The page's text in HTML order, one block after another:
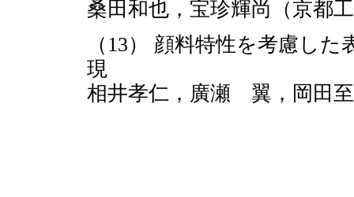
桑田和也，宝珍輝尚（京都
（13） 顔料特性を考慮し
現
相井孝仁，廣瀬 翼，岡田